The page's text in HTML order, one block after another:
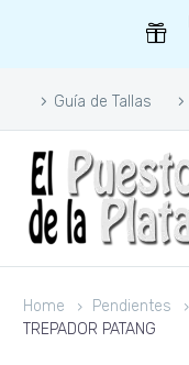
Guía de Tallas
Home Pendientes
TREPADOR PATANG